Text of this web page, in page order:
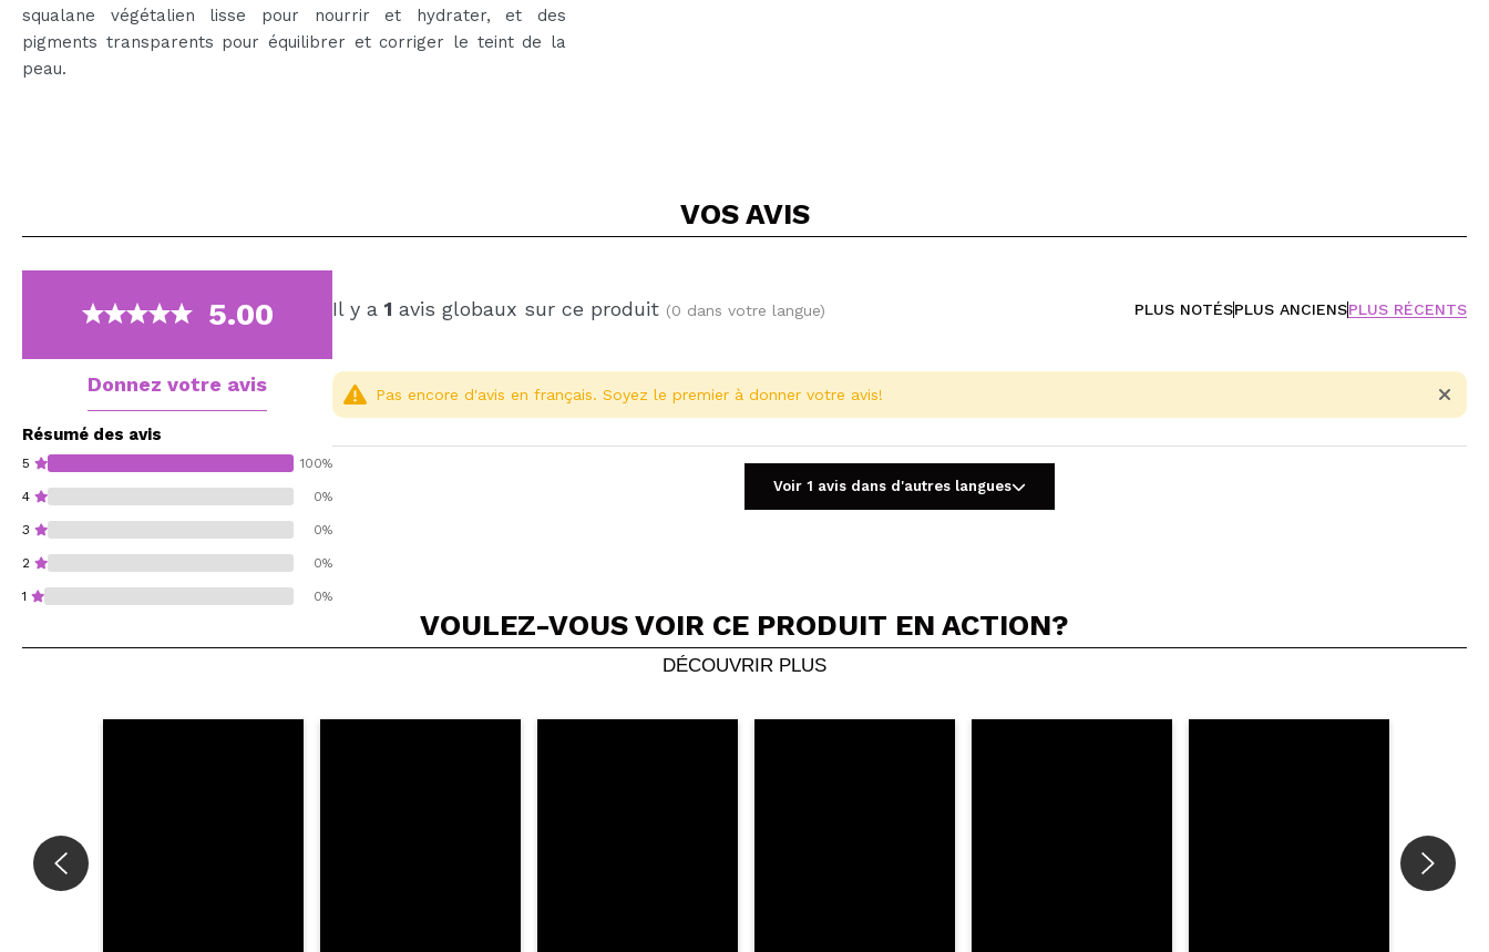
squalane végétalien lisse pour nourrir et hydrater, et des
pigments transparents pour équilibrer et corriger le teint de la
peau.
VOS AVIS
5.00
Donnez votre avis
Résumé des avis
5 100%
4 0%
3 0%
2 0%
1 0%
Il y a 1 avis globaux sur ce produit (0 dans votre langue) PLUS NOTÉSPLUS ANCIENSPLUS RÉCENTS
Partager une vidéo ou une photo
Votre vidéo pourrait être la première. Imaginez...
5/5
Pas encore d'avis en français. Soyez le premier à donner votre avis!
Voir 1 avis dans d'autres langues
VOULEZ-VOUS VOIR CE PRODUIT EN ACTION?
DÉCOUVRIR PLUS